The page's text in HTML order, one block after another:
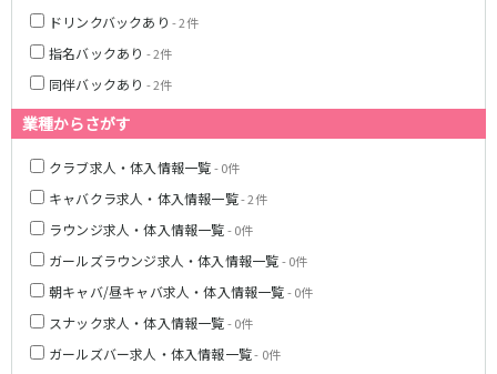
ドリンクバックあり - 2件
指名バックあり - 2件
同伴バックあり - 2件
業種からさがす
クラブ求人・体入情報一覧- 0件
キャバクラ求人・体入情報一覧- 2件
ラウンジ求人・体入情報一覧- 0件
ガールズラウンジ求人・体入情報一覧- 0件
朝キャバ/昼キャバ求人・体入情報一覧- 0件
スナック求人・体入情報一覧- 0件
ガールズバー求人・体入情報一覧- 0件
新橋駅
浅草駅
浅草橋駅
東京メトロ銀座線
新橋駅
銀座駅
上野駅
上野広小路駅
神田駅
渋谷駅
赤坂見附駅
浅草駅